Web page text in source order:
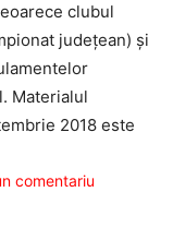
clubul
judeţean) şi
Materialul
2018 este
comentariu